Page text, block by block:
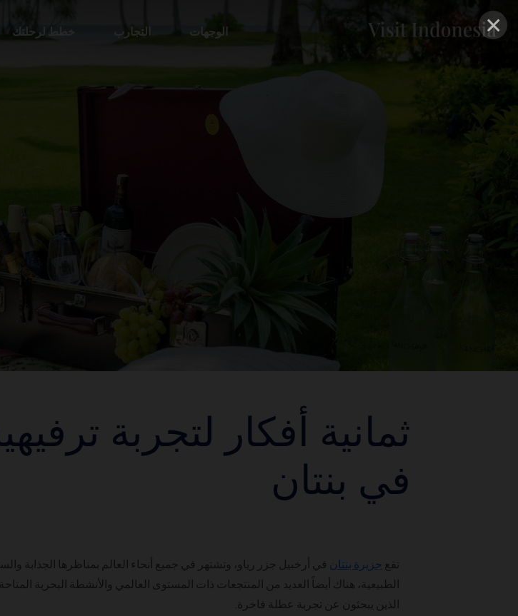
× الوجهات التجارب خطط لرحلتك
ثمانية أفكار لتجربة
في بنتان
تقع جزيرة بنتان في أرخبيل جزر رياو، وتشتهر في جميع أنحاء العالم بمناظرها الجذابة
الطبيعية، هناك أيضاً العديد من المنتجعات ذات المستوى العالمي والأنشطة البحرية
الذين يبحثون عن تجربة عطلة فاخرة.